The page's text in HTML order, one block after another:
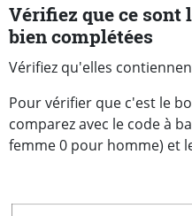
Vérifiez que ce sont
bien complétées
Vérifiez qu'elles
Pour vérifier que c'est le
comparez avec le code à
femme 0 pour homme) et